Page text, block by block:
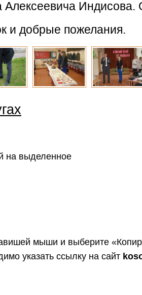
и добрые пожелания.
на выделенное
мыши и выберите
указать ссылку на сайт